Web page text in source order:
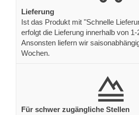
Lieferung
Ist das Produkt mit "Schnelle
erfolgt die Lieferung innerhalb von
Ansonsten liefern wir
Wochen.
Für schwer zugängliche Stellen